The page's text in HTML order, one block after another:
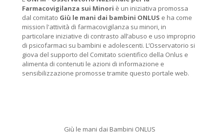
Farmacovigilanza sui Minori è un iniziativa promossa
dal comitato Giù le mani dai bambini ONLUS e ha come
mission l'attività di farmacovigilanza su minori, in
particolare iniziative di contrasto all’abuso e uso improprio
di psicofarmaci su bambini e adolescenti. L’Osservatorio si
giova del supporto del Comitato scientifico della Onlus e
alimenta di contenuti le azioni di informazione e
sensibilizzazione promosse tramite questo portale web.
Giù le mani dai Bambini ONLUS